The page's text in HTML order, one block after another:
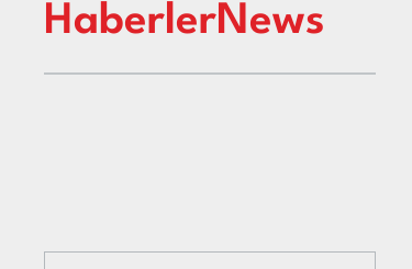
HaberlerNews